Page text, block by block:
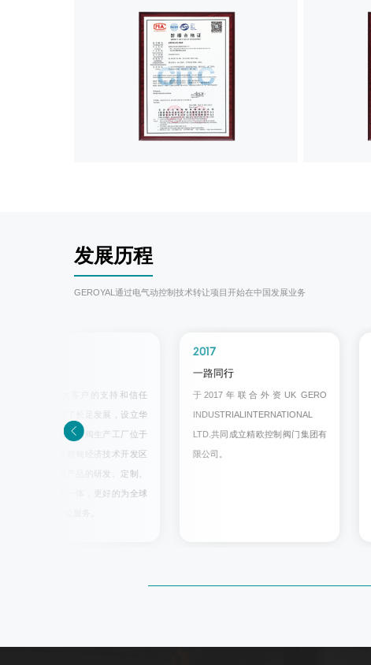
发展历程
GEROYAL通过电气动控制技术转让项目开始在中国发展业务
近年来在广大客户的支持和信任
下，公司取得了长足发展，设立华
中区域总部及控制阀生产工厂位于
湖北省武汉市蔡甸经济技术开发区
内，集控制阀产品的研发、定制、
生产、销售于一体，更好的为全球
2017
一路同行
于2017年联合外资UK GERO
INDUSTRIALINTERNATIONAL
LTD.共同成立精欧控制阀门集团有
限公司。